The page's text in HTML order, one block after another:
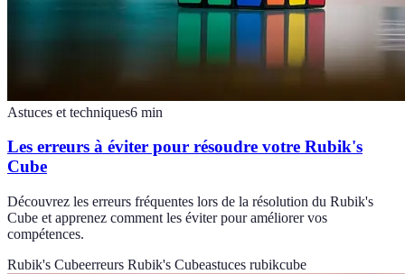
Astuces et techniques6 min
Les erreurs à éviter pour résoudre votre Rubik's
Cube
Découvrez les erreurs fréquentes lors de la résolution du Rubik's
Cube et apprenez comment les éviter pour améliorer vos
compétences.
Rubik's Cubeerreurs Rubik's Cubeastuces rubikcube